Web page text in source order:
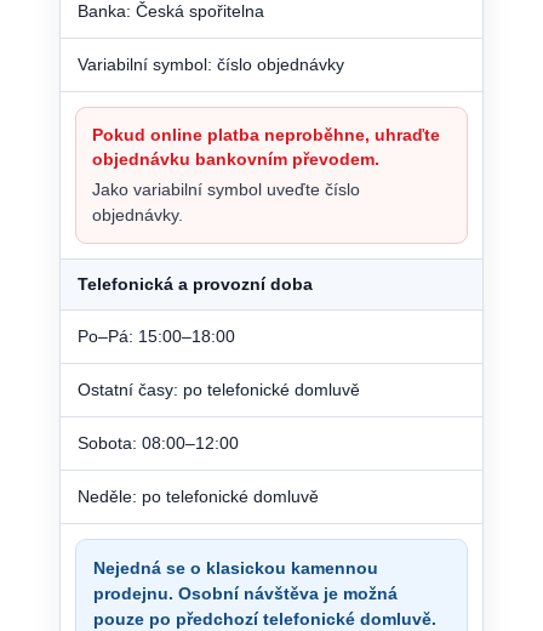
Banka: Česká spořitelna
Variabilní symbol: číslo objednávky
Pokud online platba neproběhne, uhraďte
objednávku bankovním převodem.
Jako variabilní symbol uveďte číslo
objednávky.
Telefonická a provozní doba
Po–Pá: 15:00–18:00
Ostatní časy: po telefonické domluvě
Sobota: 08:00–12:00
Neděle: po telefonické domluvě
Nejedná se o klasickou kamennou
prodejnu. Osobní návštěva je možná
pouze po předchozí telefonické domluvě.